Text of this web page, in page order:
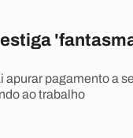
apurar pagamento a
ao trabalho